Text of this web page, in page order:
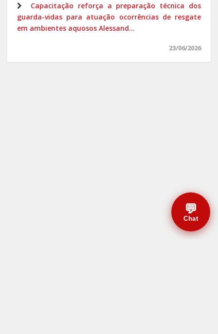
Capacitação reforça a preparação técnica dos
guarda-vidas para atuação ocorrências de resgate
em ambientes aquosos Alessand...
23/06/2026
💬
Chat